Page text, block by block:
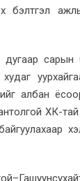
бэлтгэл
сарын
албан
ХК-